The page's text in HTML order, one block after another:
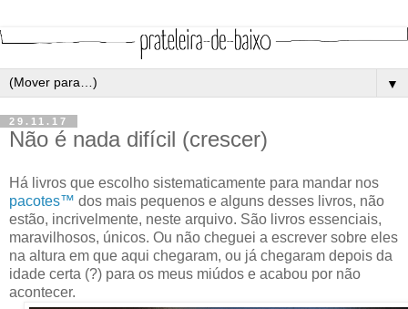
▼
29.11.17
Não é nada difícil (crescer)
Há livros que escolho sistematicamente para mandar nos
pacotes™ dos mais pequenos e alguns desses livros, não
estão, incrivelmente, neste arquivo. São livros essenciais,
maravilhosos, únicos. Ou não cheguei a escrever sobre eles
na altura em que aqui chegaram, ou já chegaram depois da
idade certa (?) para os meus miúdos e acabou por não
acontecer.